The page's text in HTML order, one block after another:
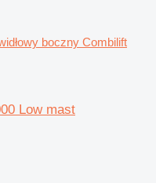
boczny Combilift
Low mast